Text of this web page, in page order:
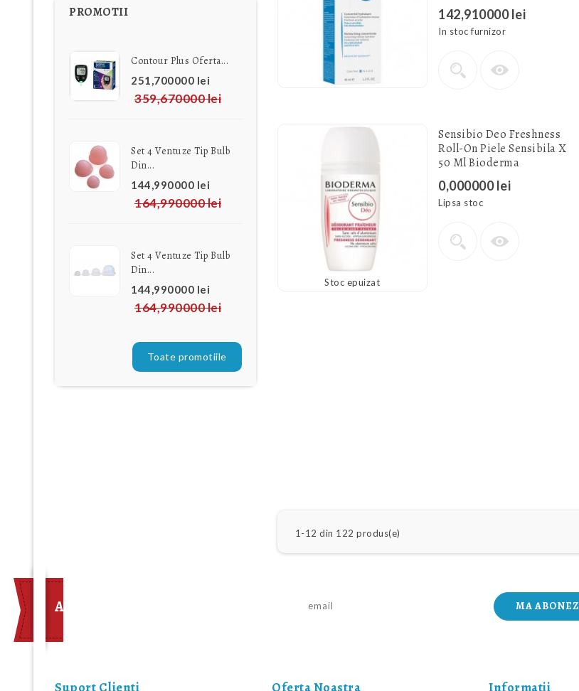
PROMOTII
Contour Plus Oferta...
251,700000 lei
359,670000 lei
Set 4 Ventuze Tip Bulb
Din...
144,990000 lei
164,990000 lei
Set 4 Ventuze Tip Bulb
Din...
144,990000 lei
164,990000 lei
Toate promotiile
142,910000 lei
In stoc furnizor
Stoc epuizat
Sensibio Deo Freshness
Roll-On Piele Sensibila X
50 Ml Bioderma
0,000000 lei
Lipsa stoc
1-12 din 122 produs(e)
ABONEAZA-TE LA NEWSLETTER
Suport Clienti Oferta Noastra Informatii